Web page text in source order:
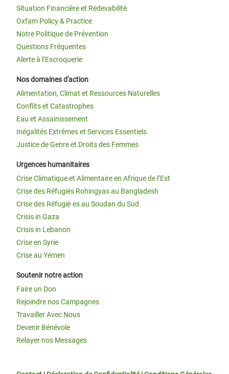
Situation Financière et Redevabilité
Oxfam Policy & Practice
Notre Politique de Prévention
Questions Fréquentes
Alerte à l’Escroquerie
Nos domaines d'action
Alimentation, Climat et Ressources Naturelles
Conflits et Catastrophes
Eau et Assainissement
Inégalités Extrêmes et Services Essentiels
Justice de Genre et Droits des Femmes
Urgences humanitaires
Crise Climatique et Alimentaire en Afrique de l’Est
Crise des Réfugiés Rohingyas au Bangladesh
Crise des Réfugié·es au Soudan du Sud
Crisis in Gaza
Crisis in Lebanon
Crise en Syrie
Crise au Yémen
Soutenir notre action
Faire un Don
Rejoindre nos Campagnes
Travailler Avec Nous
Devenir Bénévole
Relayer nos Messages